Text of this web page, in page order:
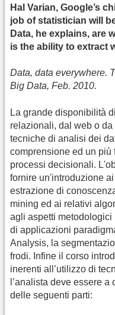
Hal Varian, Google’s
job of statistician will
Data, he explains, are
is the ability to extract
Data, data everywhere.
Big Data, Feb. 2010.
La grande disponibilità
relazionali, dal web o
tecniche di analisi dei
comprensione ed un
processi decisionali.
fornire un'introduzione
estrazione di
mining ed ai relativi
agli aspetti
di applicazioni
Analysis, la
frodi. Infine il corso
inerenti all’utilizzo di
l’analista deve essere
delle seguenti parti: